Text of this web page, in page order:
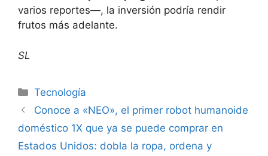
varios reportes—, la inversión podría rendir
frutos más adelante.
SL
Tecnología
Conoce a «NEO», el primer robot humanoide
doméstico 1X que ya se puede comprar en
Estados Unidos: dobla la ropa, ordena y